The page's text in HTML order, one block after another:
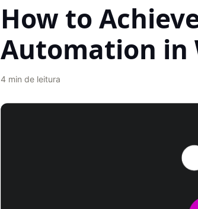
How to
Automation in
4 min de leitura